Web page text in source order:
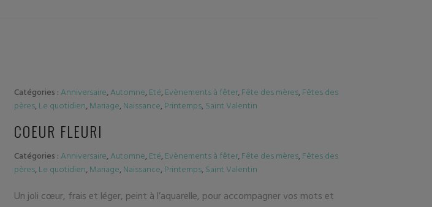
Catégories : Anniversaire,Automne,Eté,Evènements à fêter,Fête des mères,Fêtes des
pères,Le quotidien,Mariage,Naissance,Printemps,Saint Valentin
COEUR FLEURI
Catégories : Anniversaire,Automne,Eté,Evènements à fêter,Fête des mères,Fêtes des
pères,Le quotidien,Mariage,Naissance,Printemps,Saint Valentin
Un joli cœur, frais et léger, peint à l’aquarelle, pour accompagner vos mots et